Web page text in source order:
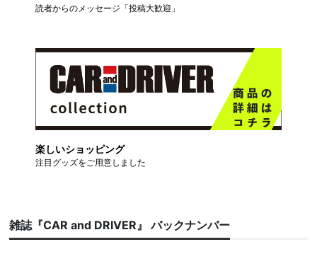
読者からのメッセージ「投稿大歓迎」
楽しいショッピング
注目グッズをご用意しました
雑誌『CAR and DRIVER』 バックナンバー